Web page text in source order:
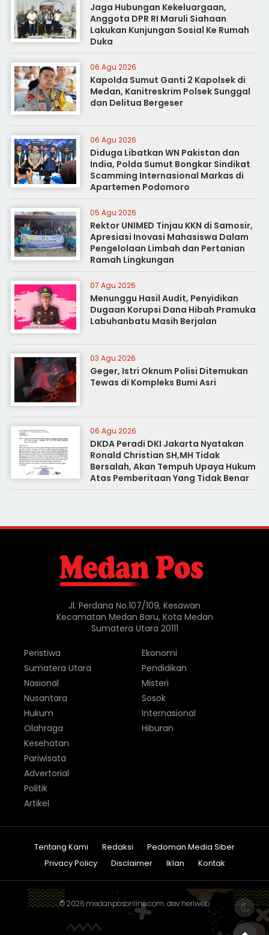
Jaga Hubungan Kekeluargaan,
Anggota DPR RI Maruli Siahaan
Lakukan Kunjungan Sosial Ke Rumah
Duka
06 Agu 2026
Kapolda Sumut Ganti 2 Kapolsek di
Medan, Kanitreskrim Polsek Sunggal
dan Delitua Bergeser
06 Agu 2026
Diduga Libatkan WN Pakistan dan
India, Polda Sumut Bongkar Sindikat
Scamming Internasional Markas di
Apartemen Podomoro
05 Agu 2026
Rektor UNIMED Tinjau KKN di Samosir,
Apresiasi Inovasi Mahasiswa Dalam
Pengelolaan Limbah dan Pertanian
Ramah Lingkungan
07 Agu 2026
Menunggu Hasil Audit, Penyidikan
Dugaan Korupsi Dana Hibah Pramuka
Labuhanbatu Masih Berjalan
03 Agu 2026
Geger, Istri Oknum Polisi Ditemukan
Tewas di Kompleks Bumi Asri
06 Agu 2026
DKDA Peradi DKI Jakarta Nyatakan
Ronald Christian SH,MH Tidak
Bersalah, Akan Tempuh Upaya Hukum
Atas Pemberitaan Yang Tidak Benar
Jl. Perdana No.107/109, Kesawan
Kecamatan Medan Baru, Kota Medan
Sumatera Utara 20111
Peristiwa
Sumatera Utara
Nasional
Nusantara
Hukum
Olahraga
Ekonomi
Pendidikan
Misteri
Sosok
Internasional
Hiburan
Kesehatan
Pariwisata
Advertorial
Politik
Artikel
Tentang Kami Redaksi
Pedoman Media Siber
Privacy Policy
Disclaimer Iklan Kontak
© 2026 medanposonline.com. dev heriweb